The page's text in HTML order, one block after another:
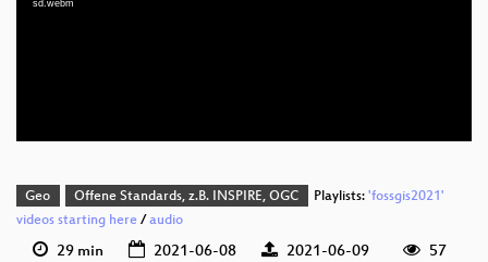
sd.webm
Geo Offene Standards, z.B. INSPIRE, OGC Playlists: 'fossgis2021'
videos starting here /audio
29 min 2021-06-08 2021-06-09
57